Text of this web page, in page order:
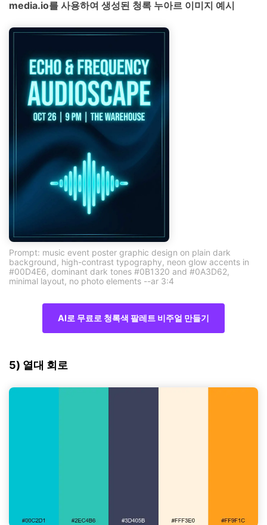
media.io를 사용하여 생성된 청록 누아르 이미지 예시
Prompt: music event poster graphic design on plain dark
background, high-contrast typography, neon glow accents in
#00D4E6, dominant dark tones #0B1320 and #0A3D62,
minimal layout, no photo elements --ar 3:4
AI로 무료로 청록색 팔레트 비주얼 만들기
5) 열대 회로